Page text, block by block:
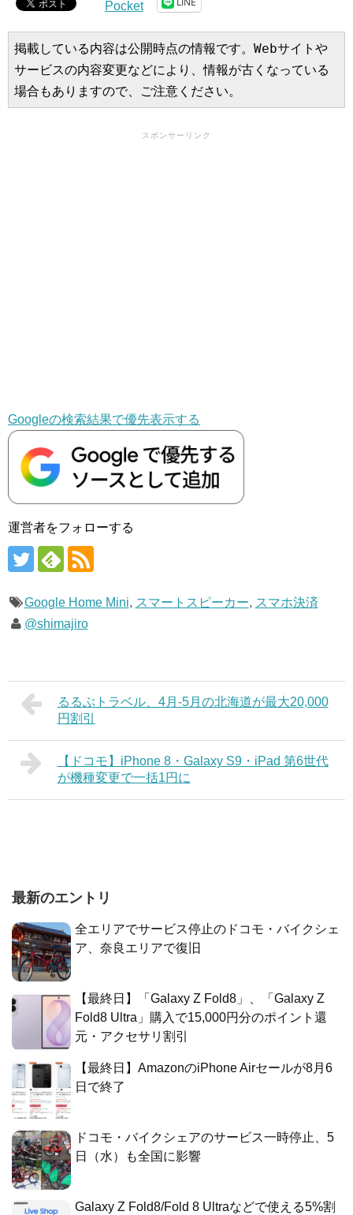
Pocket
掲載している内容は公開時点の情報です。Webサイトや
サービスの内容変更などにより、情報が古くなっている
場合もありますので、ご注意ください。
スポンサーリンク
Googleの検索結果で優先表示する
運営者をフォローする
Google Home Mini, スマートスピーカー, スマホ決済
@shimajiro
るるぶトラベル、4月-5月の北海道が最大20,000
円割引
【ドコモ】iPhone 8・Galaxy S9・iPad 第6世代
が機種変更で一括1円に
最新のエントリ
全エリアでサービス停止のドコモ・バイクシェ
ア、奈良エリアで復旧
【最終日】「Galaxy Z Fold8」、「Galaxy Z
Fold8 Ultra」購入で15,000円分のポイント還
元・アクセサリ割引
【最終日】AmazonのiPhone Airセールが8月6
日で終了
ドコモ・バイクシェアのサービス一時停止、5
日（水）も全国に影響
Galaxy Z Fold8/Fold 8 Ultraなどで使える5%割